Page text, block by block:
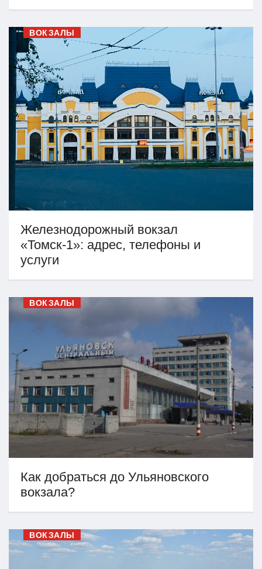
ВОКЗАЛЫ
Железнодорожный вокзал
«Томск-1»: адрес, телефоны и
услуги
ВОКЗАЛЫ
Как добраться до Ульяновского
вокзала?
ВОКЗАЛЫ